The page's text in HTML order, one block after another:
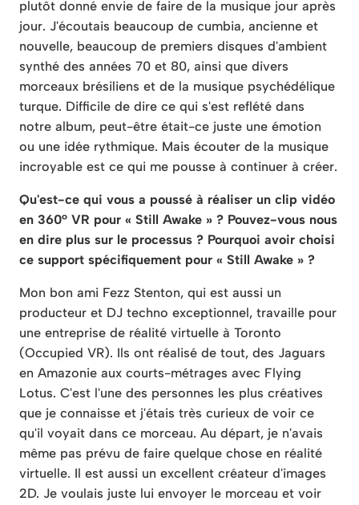
plutôt donné envie de faire de la musique jour après
jour. J'écoutais beaucoup de cumbia, ancienne et
nouvelle, beaucoup de premiers disques d'ambient
synthé des années 70 et 80, ainsi que divers
morceaux brésiliens et de la musique psychédélique
turque. Difficile de dire ce qui s'est reflété dans
notre album, peut-être était-ce juste une émotion
ou une idée rythmique. Mais écouter de la musique
incroyable est ce qui me pousse à continuer à créer.
Qu'est-ce qui vous a poussé à réaliser un clip vidéo
en 360° VR pour « Still Awake » ? Pouvez-vous nous
en dire plus sur le processus ? Pourquoi avoir choisi
ce support spécifiquement pour « Still Awake » ?
Mon bon ami Fezz Stenton, qui est aussi un
producteur et DJ techno exceptionnel, travaille pour
une entreprise de réalité virtuelle à Toronto
(Occupied VR). Ils ont réalisé de tout, des Jaguars
en Amazonie aux courts-métrages avec Flying
Lotus. C'est l'une des personnes les plus créatives
que je connaisse et j'étais très curieux de voir ce
qu'il voyait dans ce morceau. Au départ, je n'avais
même pas prévu de faire quelque chose en réalité
virtuelle. Il est aussi un excellent créateur d'images
2D. Je voulais juste lui envoyer le morceau et voir